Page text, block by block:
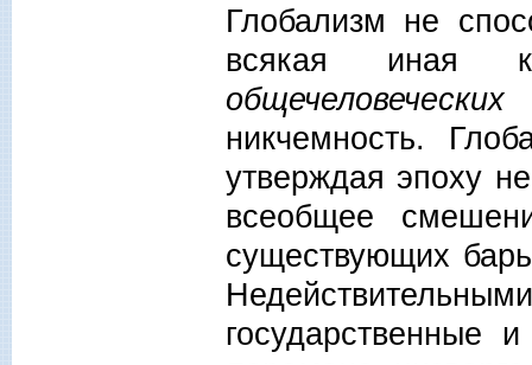
Глобализм не
всякая иная
никчемность.
утверждая эпоху
всеобщее
существующих
государственные